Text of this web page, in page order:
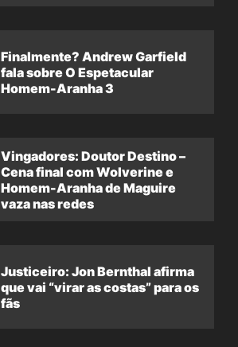
Finalmente? Andrew Garfield
fala sobre O Espetacular
Homem-Aranha 3
Vingadores: Doutor Destino –
Cena final com Wolverine e
Homem-Aranha de Maguire
vaza nas redes
Justiceiro: Jon Bernthal afirma
que vai “virar as costas” para os
fãs